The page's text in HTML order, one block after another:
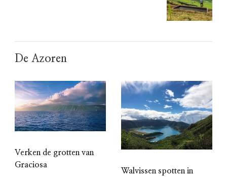
De Azoren
Verken de grotten van
Graciosa
Walvissen spotten in